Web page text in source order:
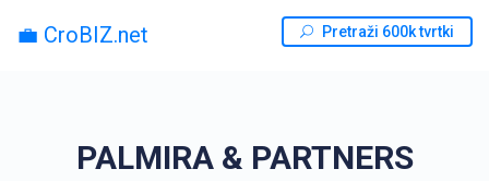
💼 CroBIZ.net Pretraži 600k tvrtki
PALMIRA & PARTNERS